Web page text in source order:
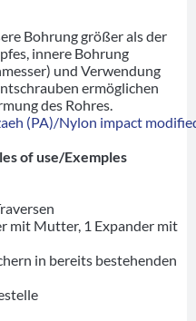
Bohrung größer als der
innere Bohrung
und Verwendung
ermöglichen
des Rohres.
(PA)/Nylon impact
of use/Exemples
mit Mutter, 1 Expander mit
in bereits bestehenden